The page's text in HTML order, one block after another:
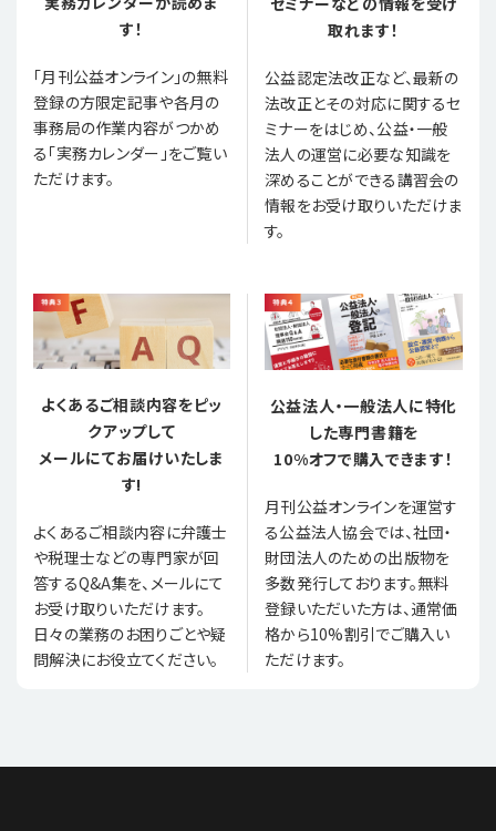
す！
「月刊公益オンライン」の無料
登録の方限定記事や各月の
事務局の作業内容がつかめ
る「実務カレンダー」をご覧い
ただけます。
取れます！
公益認定法改正など、最新の
法改正とその対応に関するセ
ミナーをはじめ、公益・一般
法人の運営に必要な知識を
深めることができる講習会の
情報をお受け取りいただけま
す。
よくあるご相談内容をピッ
クアップして
メールにてお届けいたしま
す!
よくあるご相談内容に弁護士
や税理士などの専門家が回
答するQ&A集を、メールにて
お受け取りいただけます。
日々の業務のお困りごとや疑
問解決にお役立てください。
公益法人・一般法人に特化
した専門書籍を
10%オフで購入できます！
月刊公益オンラインを運営す
る公益法人協会では、社団・
財団法人のための出版物を
多数発行しております。無料
登録いただいた方は、通常価
格から10%割引でご購入い
ただけます。